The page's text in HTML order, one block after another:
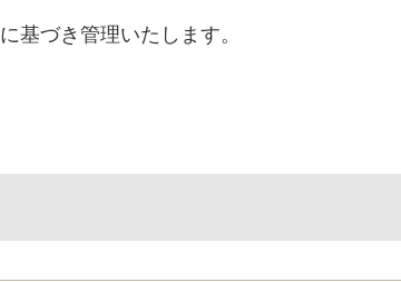
に基づき管理いたします。